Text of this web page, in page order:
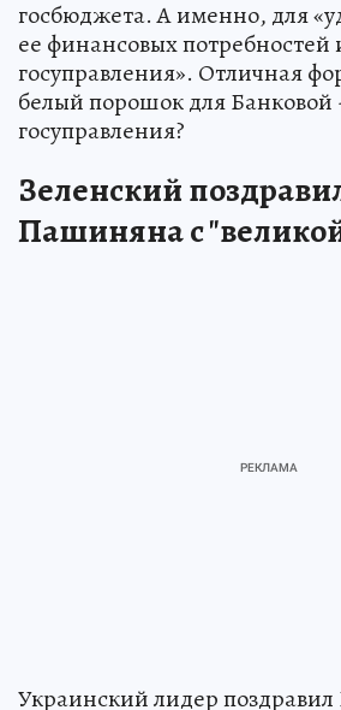
госбюджета. А именно, для
ее финансовых
госуправления». Отличная
белый порошок для Банковой
госуправления?
Зеленский
Пашиняна с
Украинский лидер